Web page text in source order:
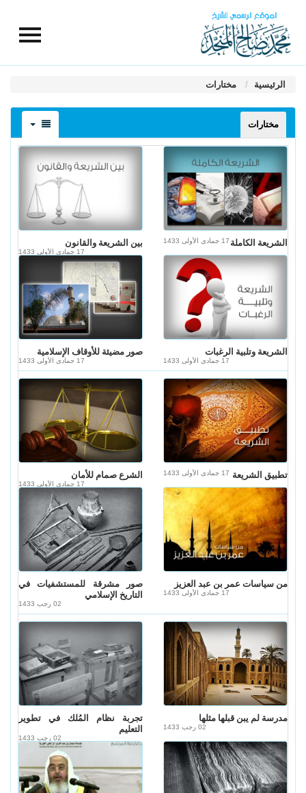
الرئيسية مختارات
مختارات
الشريعة الكاملة 17 جمادى الأولى 1433 بين الشريعة والقانون
17 جمادى الأولى 1433
الشريعة وتلبية الرغبات
17 جمادى الأولى 1433
صور مضيئة للأوقاف الإسلامية
17 جمادى الأولى 1433
تطبيق الشريعة 17 جمادى الأولى 1433 الشرع صمام للأمان
17 جمادى الأولى 1433
من سياسات عمر بن عبد العزيز
17 جمادى الأولى 1433
صور مشرقة للمستشفيات في
التاريخ الإسلامي
02 رجب 1433
مدرسة لم يبن قبلها مثلها
02 رجب 1433
تجربة نظام المُلك في تطوير
التعليم
02 رجب 1433